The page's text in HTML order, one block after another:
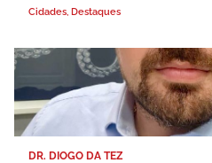
Cidades, Destaques
DR. DIOGO DA TEZ